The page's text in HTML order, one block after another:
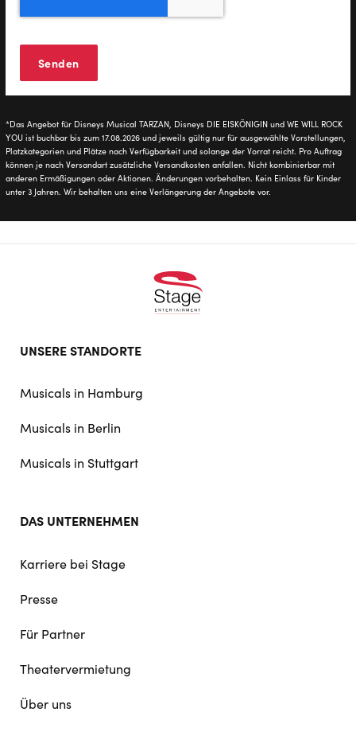
*Das Angebot für Disneys Musical TARZAN, Disneys DIE EISKÖNIGIN und WE WILL ROCK
YOU ist buchbar bis zum 17.08.2026 und jeweils gültig nur für ausgewählte Vorstellungen,
Platzkategorien und Plätze nach Verfügbarkeit und solange der Vorrat reicht. Pro Auftrag
können je nach Versandart zusätzliche Versandkosten anfallen. Nicht kombinierbar mit
anderen Ermäßigungen oder Aktionen. Änderungen vorbehalten. Kein Einlass für Kinder
unter 3 Jahren. Wir behalten uns eine Verlängerung der Angebote vor.
doormat
UNSERE STANDORTE
Musicals in Hamburg
Musicals in Berlin
Musicals in Stuttgart
DAS UNTERNEHMEN
Karriere bei Stage
Presse
Für Partner
Theatervermietung
Über uns